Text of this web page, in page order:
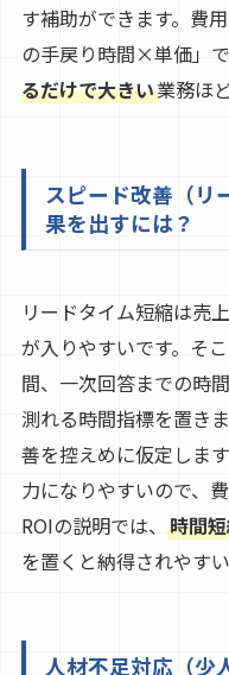
す補助ができます。費
の手戻り時間×単価」で
るだけで大きい業務ほ
スピード改善（リ
果を出すには？
リードタイム短縮は売
が入りやすいです。そ
間、一次回答までの時
測れる時間指標を置き
善を控えめに仮定しま
力になりやすいので、
ROIの説明では、 時間
を置くと納得されやすい
人材不足対応（少